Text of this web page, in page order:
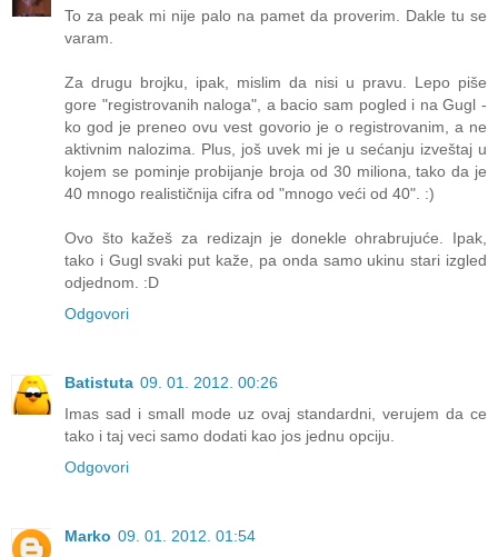
To za peak mi nije palo na pamet da proverim. Dakle tu se
varam.
Za drugu brojku, ipak, mislim da nisi u pravu. Lepo piše
gore "registrovanih naloga", a bacio sam pogled i na Gugl -
ko god je preneo ovu vest govorio je o registrovanim, a ne
aktivnim nalozima. Plus, još uvek mi je u sećanju izveštaj u
kojem se pominje probijanje broja od 30 miliona, tako da je
40 mnogo realističnija cifra od "mnogo veći od 40". :)
Ovo što kažeš za redizajn je donekle ohrabrujuće. Ipak,
tako i Gugl svaki put kaže, pa onda samo ukinu stari izgled
odjednom. :D
Odgovori
Batistuta 09. 01. 2012. 00:26
Imas sad i small mode uz ovaj standardni, verujem da ce
tako i taj veci samo dodati kao jos jednu opciju.
Odgovori
Marko 09. 01. 2012. 01:54